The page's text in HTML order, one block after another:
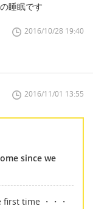
睡眠です
2016/10/28 19:40
2016/11/01 13:55
since we
first time ・・・